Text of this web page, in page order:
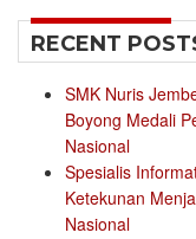
RECENT
SMK Nuris
Boyong Medali
Nasional
Spesialis
Ketekunan
Nasional